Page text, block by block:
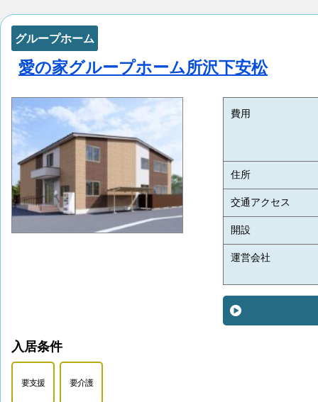
グループホーム
愛の家グループホーム所沢下安松
費用
住所
交通アクセス
開設
運営会社
入居条件
要支援 要介護